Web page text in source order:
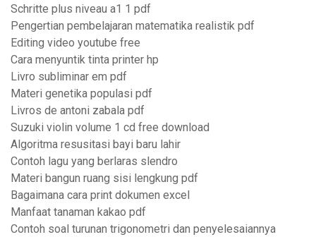
Schritte plus niveau a1 1 pdf
Pengertian pembelajaran matematika realistik pdf
Editing video youtube free
Cara menyuntik tinta printer hp
Livro subliminar em pdf
Materi genetika populasi pdf
Livros de antoni zabala pdf
Suzuki violin volume 1 cd free download
Algoritma resusitasi bayi baru lahir
Contoh lagu yang berlaras slendro
Materi bangun ruang sisi lengkung pdf
Bagaimana cara print dokumen excel
Manfaat tanaman kakao pdf
Contoh soal turunan trigonometri dan penyelesaiannya